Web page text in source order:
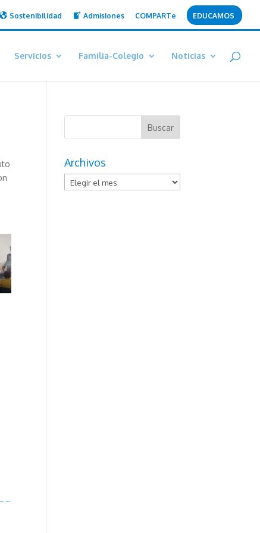
Sostenibilidad Admisiones COMPARTe EDUCAMOS
Servicios Familia-Colegio Noticias
Archivos
Archivos